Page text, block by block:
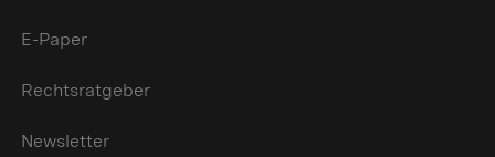
E-Paper
Rechtsratgeber
Newsletter